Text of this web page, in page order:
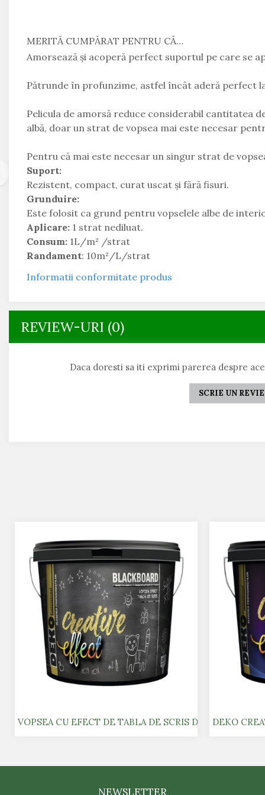
Resort & Hotel
Spatii Comerciale
Școli Si Gradinițe
MERITĂ CUMPĂRAT PENTRU CĂ…
Amorsează și acoperă perfect suportul pe care se
Pătrunde în profunzime, astfel încât aderă perfect
Pelicula de amorsă reduce considerabil cantitatea
albă, doar un strat de vopsea mai este necesar
Pentru că mai este necesar un singur strat de
Suport:
Rezistent, compact, curat uscat și fără fisuri.
Grunduire:
Este folosit ca grund pentru vopselele albe de
Aplicare: 1 strat nediluat.
Consum: 1L/m² /strat
Randament: 10m²/L/strat
Informatii conformitate produs
REVIEW-URI (0)
Daca doresti sa iti exprimi parerea despre
SCRIE UN
VOPSEA CU EFECT DE TABLA DE SCRIS DEKODEKO
NEWSLETTER